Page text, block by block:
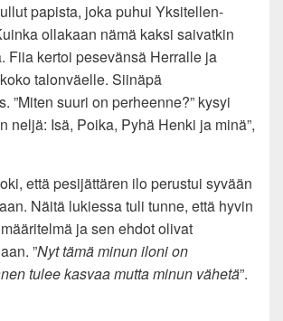
papista, joka puhui Yksitellen-
ollakaan nämä kaksi saivatkin
Fiia kertoi pesevänsä Herralle ja
talonväelle. Siinäpä
”Miten suuri on perheenne?” kysyi
neljä: Isä, Poika, Pyhä Henki ja minä”,
että pesijättären ilo perustui syvään
Näitä lukiessa tuli tunne, että hyvin
ja sen ehdot olivat
”Nyt tämä minun iloni on
tulee kasvaa mutta minun vähetä”.